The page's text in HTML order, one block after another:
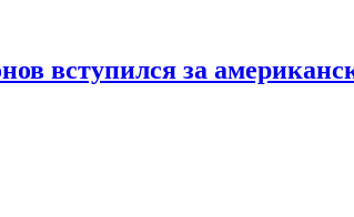
вступился за